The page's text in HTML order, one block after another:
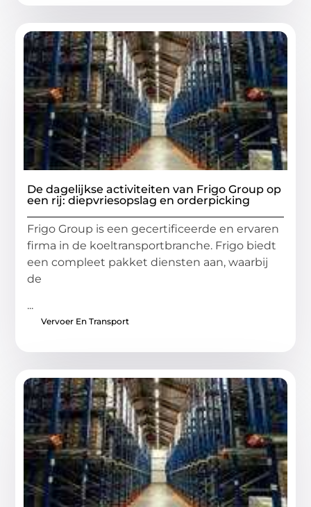
De dagelijkse activiteiten van Frigo Group op
een rij: diepvriesopslag en orderpicking
Frigo Group is een gecertificeerde en ervaren
firma in de koeltransportbranche. Frigo biedt
een compleet pakket diensten aan, waarbij
de
...
Vervoer En Transport